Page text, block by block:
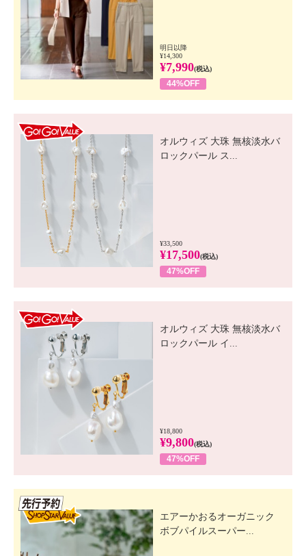
明日以降
¥14,300
¥7,990(税込)
44%OFF
オルウィズ 大珠 無核淡水バ
ロックパール ス...
¥33,500
¥17,500(税込)
47%OFF
オルウィズ 大珠 無核淡水バ
ロックパール イ...
¥18,800
¥9,800(税込)
47%OFF
エアーかおるオーガニック
ボブパイルスーパー...